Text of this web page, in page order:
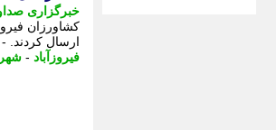
خبرگزاری
کشاورزان
ارسال کردند.
فیروزآباد -